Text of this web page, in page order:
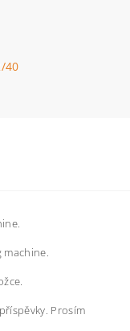
40
Prosím